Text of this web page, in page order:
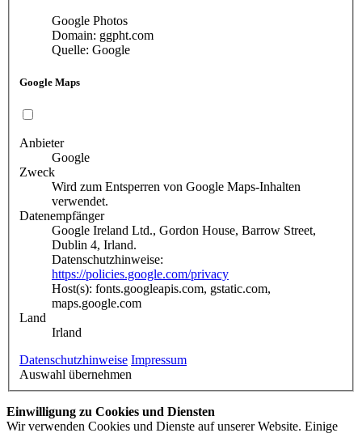
Google Photos
Domain: ggpht.com
Quelle: Google
Google Maps
Anbieter
Google
Zweck
Wird zum Entsperren von Google Maps-Inhalten
verwendet.
Datenempfänger
Google Ireland Ltd., Gordon House, Barrow Street,
Dublin 4, Irland.
Datenschutzhinweise:
https://policies.google.com/privacy
Host(s): fonts.googleapis.com, gstatic.com,
maps.google.com
Land
Irland
Datenschutzhinweise Impressum
Auswahl übernehmen
Einwilligung zu Cookies und Diensten
Wir verwenden Cookies und Dienste auf unserer Website. Einige